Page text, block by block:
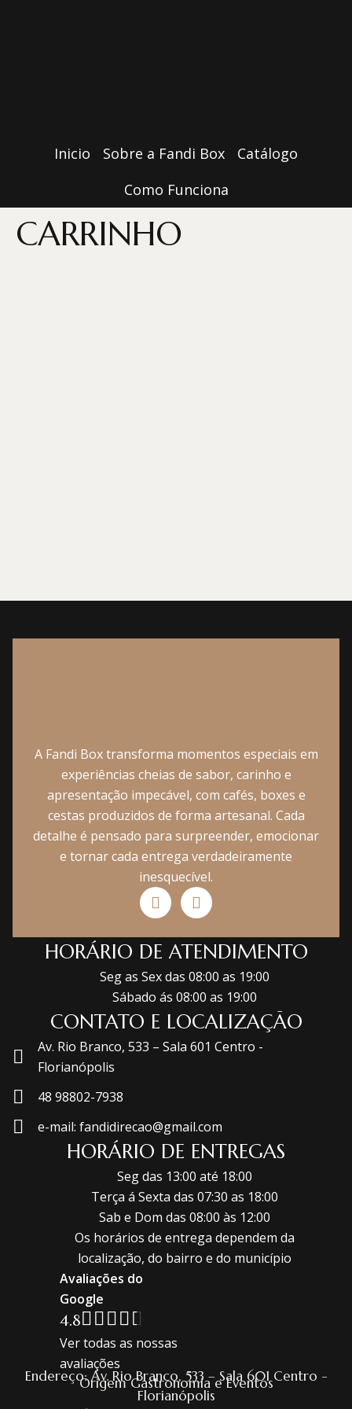
Inicio Sobre a Fandi Box
Catálogo
Como Funciona
CARRINHO
HORÁRIO DE ATENDIMENTO
Seg as Sex das 08:00 as 19:00
Sábado ás 08:00 as 19:00
CONTATO E LOCALIZAÇÃO
Av. Rio Branco, 533 – Sala 601 Centro -
Florianópolis
48 98802-7938
e-mail: fandidirecao@gmail.com
A Fandi Box transforma momentos especiais em
experiências cheias de sabor, carinho e
apresentação impecável, com cafés, boxes e
cestas produzidos de forma artesanal. Cada
detalhe é pensado para surpreender, emocionar
e tornar cada entrega verdadeiramente
inesquecível.
HORÁRIO DE ENTREGAS
Seg das 13:00 até 18:00
Terça á Sexta das 07:30 as 18:00
Sab e Dom das 08:00 às 12:00
Os horários de entrega dependem da
localização, do bairro e do município
Avaliações do
Google
4.8
Ver todas as nossas
avaliações
Origem Gastronomia e Eventos
Endereço: Av. Rio Branco, 533 – Sala 601 Centro -
Florianópolis